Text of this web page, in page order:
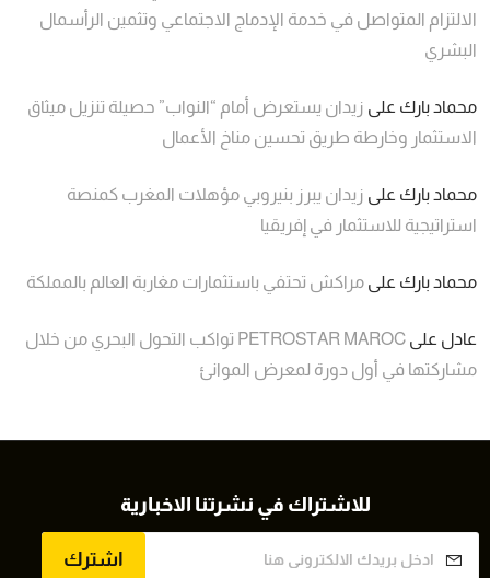
الالتزام المتواصل في خدمة الإدماج الاجتماعي وتثمين الرأسمال
البشري
محماد بارك على زيدان يستعرض أمام “النواب” حصيلة تنزيل ميثاق
الاستثمار وخارطة طريق تحسين مناخ الأعمال
محماد بارك على زيدان يبرز بنيروبي مؤهلات المغرب كمنصة
استراتيجية للاستثمار في إفريقيا
محماد بارك على مراكش تحتفي باستثمارات مغاربة العالم بالمملكة
عادل على
PETROSTAR MAROC تواكب التحول البحري من خلال
مشاركتها في أول دورة لمعرض الموانئ
للاشتراك في نشرتنا الاخبارية
اشترك